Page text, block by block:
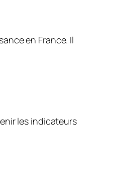
en France. Il
les indicateurs